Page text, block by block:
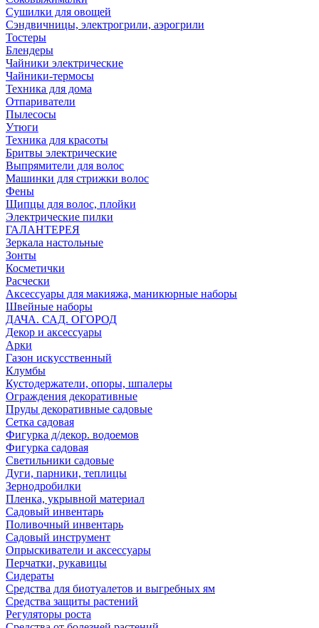
Сушилки для овощей
Сэндвичницы, электрогрили, аэрогрили
Тостеры
Блендеры
Чайники электрические
Чайники-термосы
Техника для дома
Отпариватели
Пылесосы
Утюги
Техника для красоты
Бритвы электрические
Выпрямители для волос
Машинки для стрижки волос
Фены
Щипцы для волос, плойки
Электрические пилки
ГАЛАНТЕРЕЯ
Зеркала настольные
Зонты
Косметички
Расчески
Аксессуары для макияжа, маникюрные наборы
Швейные наборы
ДАЧА. САД. ОГОРОД
Декор и аксессуары
Арки
Газон искусственный
Клумбы
Кустодержатели, опоры, шпалеры
Ограждения декоративные
Пруды декоративные садовые
Сетка садовая
Фигурка д/декор. водоемов
Фигурка садовая
Светильники садовые
Дуги, парники, теплицы
Зернодробилки
Пленка, укрывной материал
Садовый инвентарь
Поливочный инвентарь
Садовый инструмент
Опрыскиватели и аксессуары
Перчатки, рукавицы
Сидераты
Средства для биотуалетов и выгребных ям
Средства защиты растений
Регуляторы роста